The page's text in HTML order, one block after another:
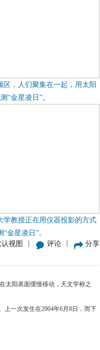
区，人们聚集在一起，用太阳
“金星凌日”。
学教授正在用仪器投影的方式
“金星凌日”。
视图 评论 分享
太阳表面缓慢移动，天文学称之
上一次发生在2004年6月8日，而下